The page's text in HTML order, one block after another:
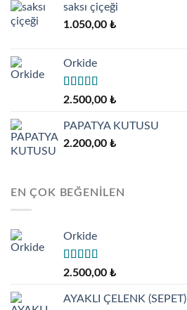
saksı çiçeği
1.050,00 ₺
Orkide
5 üzerinden
2.500,00 ₺
PAPATYA KUTUSU
2.200,00 ₺
EN ÇOK BEĞENILEN
Orkide
5 üzerinden
2.500,00 ₺
AYAKLI ÇELENK (SEPET)